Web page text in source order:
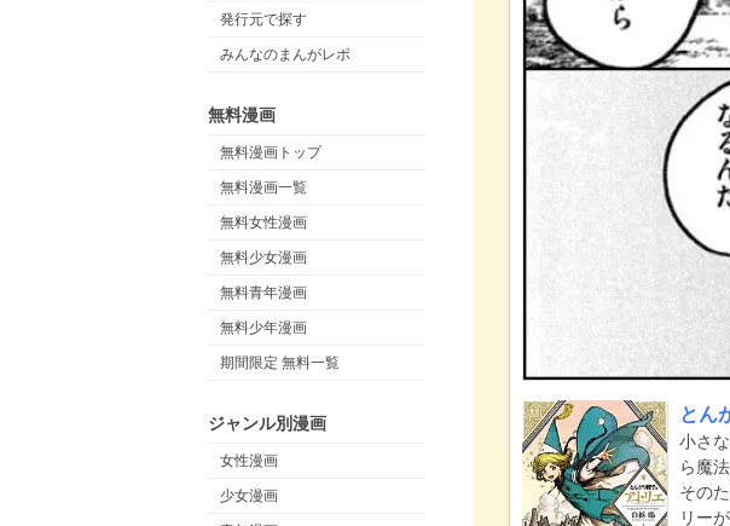
発行元で探す
みんなのまんがレポ
無料漫画
無料漫画トップ
無料漫画一覧
無料女性漫画
無料少女漫画
無料青年漫画
無料少年漫画
期間限定 無料一覧
ジャンル別漫画
女性漫画
少女漫画
とん
小さ
ら魔
その
リー